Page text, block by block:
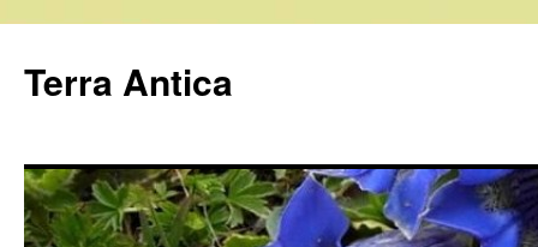
contenuto
Terra Antica